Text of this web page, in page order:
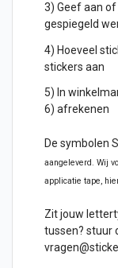
3) Geef aan
gespiegeld
4) Hoeveel
stickers aan
5) In
6) afrekenen
De symbolen
aangeleverd. Wij
applicatie tape,
Zit jouw
tussen? stuur